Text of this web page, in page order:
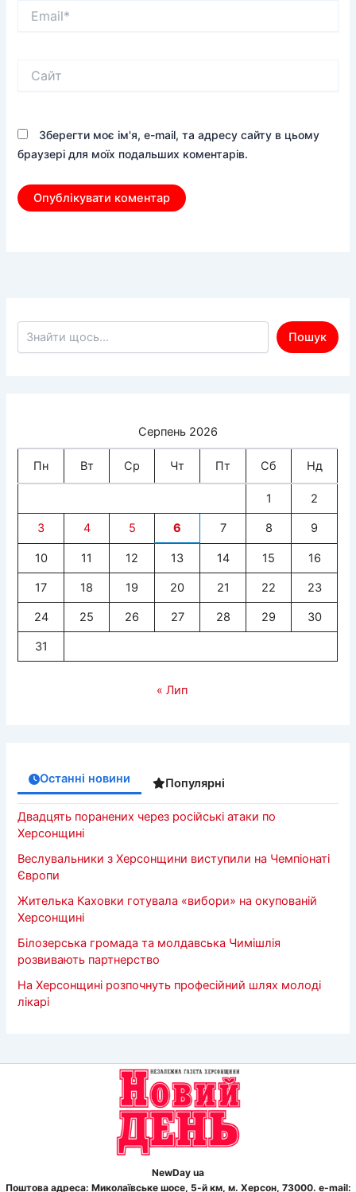
Зберегти моє ім'я, e-mail, та адресу сайту в цьому
браузері для моїх подальших коментарів.
Пошук по сайту
Пошук
Серпень 2026
Пн Вт Ср Чт Пт Сб Нд
1 2
3 4 5 6 7 8 9
10 11 12 13 14 15 16
17 18 19 20 21 22 23
24 25 26 27 28 29 30
31
« Лип
Останні новини Популярні
Двадцять поранених через російські атаки по
Херсонщині
Веслувальники з Херсонщини виступили на Чемпіонаті
Європи
Жителька Каховки готувала «вибори» на окупованій
Херсонщині
Білозерська громада та молдавська Чимішлія
розвивають партнерство
На Херсонщині розпочнуть професійний шлях молоді
лікарі
NewDay ua
Поштова адреса: Миколаївське шосе, 5-й км, м. Херсон, 73000. e-mail: